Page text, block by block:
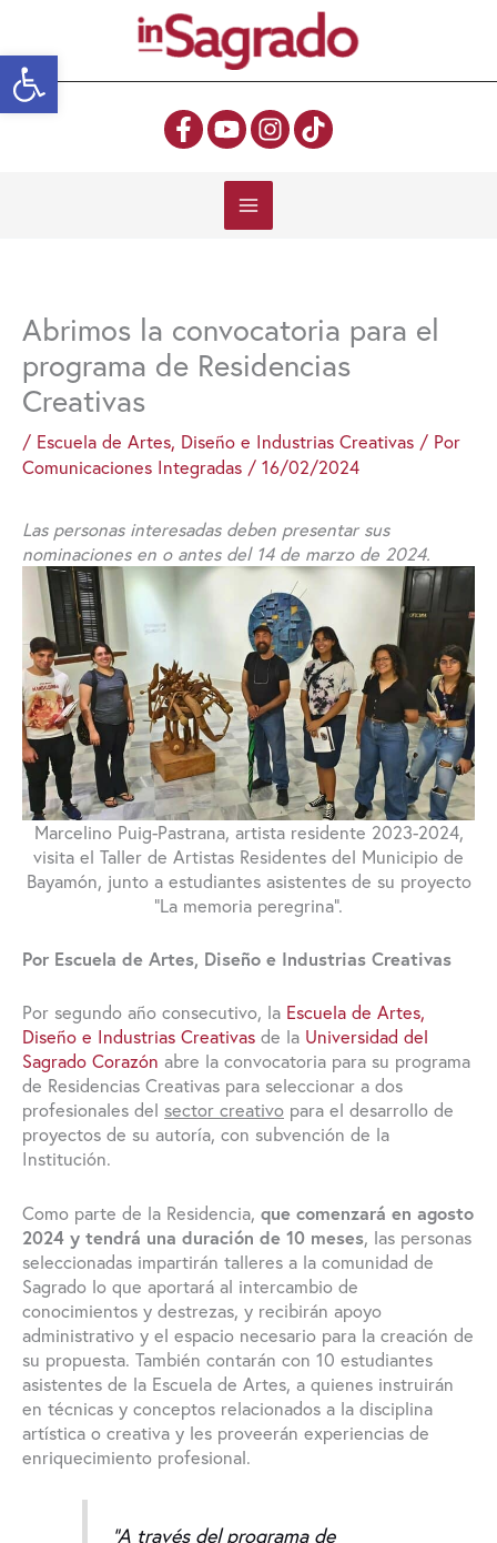
Abrir barra de herramientas
contenido
Abrimos la convocatoria para el
programa de Residencias
Creativas
/ Escuela de Artes, Diseño e Industrias Creativas / Por
Comunicaciones Integradas / 16/02/2024
Las personas interesadas deben presentar sus
nominaciones en o antes del 14 de marzo de 2024.
Marcelino Puig-Pastrana, artista residente 2023-2024,
visita el Taller de Artistas Residentes del Municipio de
Bayamón, junto a estudiantes asistentes de su proyecto
“La memoria peregrina”.
Por Escuela de Artes, Diseño e Industrias Creativas
Por segundo año consecutivo, la Escuela de Artes,
Diseño e Industrias Creativas de la Universidad del
Sagrado Corazón abre la convocatoria para su programa
de Residencias Creativas para seleccionar a dos
profesionales del sector creativo para el desarrollo de
proyectos de su autoría, con subvención de la
Institución.
Como parte de la Residencia, que comenzará en agosto
2024 y tendrá una duración de 10 meses, las personas
seleccionadas impartirán talleres a la comunidad de
Sagrado lo que aportará al intercambio de
conocimientos y destrezas, y recibirán apoyo
administrativo y el espacio necesario para la creación de
su propuesta. También contarán con 10 estudiantes
asistentes de la Escuela de Artes, a quienes instruirán
en técnicas y conceptos relacionados a la disciplina
artística o creativa y les proveerán experiencias de
enriquecimiento profesional.
“A través del programa de